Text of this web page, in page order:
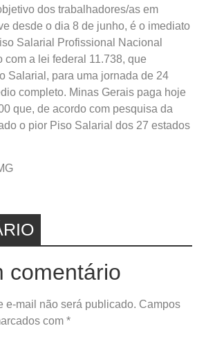
dos trabalhadores/as em
desde o dia 8 de junho, é o imediato
Salarial Profissional Nacional
com a lei federal 11.738, que
Salarial, para uma jornada de 24
completo. Minas Gerais paga hoje
que, de acordo com pesquisa da
o pior Piso Salarial dos 27 estados
comentário
e-mail não será publicado. Campos
com *